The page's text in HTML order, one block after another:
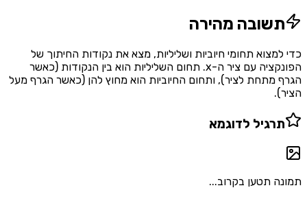
תשובה מהירה
כדי למצוא תחומי חיוביות ושליליות, מצא את נקודות החיתוך של
הפונקציה עם ציר ה-x. תחום השליליות הוא בין הנקודות (כאשר
הגרף מתחת לציר), ותחום החיוביות הוא מחוץ להן (כאשר הגרף מעל
הציר).
תרגיל לדוגמא
תמונה תטען בקרוב...